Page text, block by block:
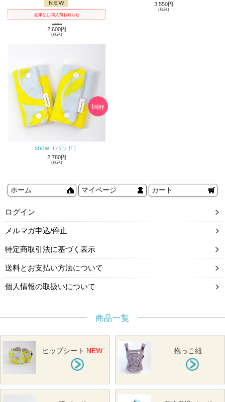
在庫なし:再入荷お知らせ
2,600円
2,600円
(税込)
3,550円
(税込)
snow（パッド）
2,780円
(税込)
ホーム マイページ カート
ログイン
メルマガ申込/停止
特定商取引法に基づく表示
送料とお支払い方法について
個人情報の取扱いについて
商品一覧
ヒップシート NEW 抱っこ紐